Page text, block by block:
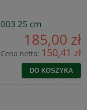
25 cm
185,00 zł
Cena netto: 150,41 zł
DO KOSZYKA